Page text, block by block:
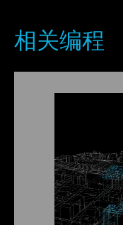
监，麻省理工学院
联盟的创始董事会
室内设计、展览、
京、罗马和威尼斯等
丹尼尔斯是美国国
尼美国艺术博物馆
室实践和文化研究
的建筑学学位。她
相关编程